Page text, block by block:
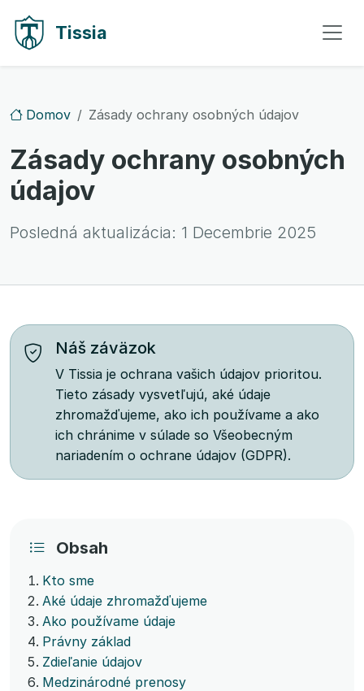
Tissia
Domov Zásady ochrany osobných údajov
Zásady ochrany osobných
údajov
Posledná aktualizácia: 1 Decembrie 2025
Náš záväzok
V Tissia je ochrana vašich údajov prioritou.
Tieto zásady vysvetľujú, aké údaje
zhromažďujeme, ako ich používame a ako
ich chránime v súlade so Všeobecným
nariadením o ochrane údajov (GDPR).
Obsah
Kto sme
Aké údaje zhromažďujeme
Ako používame údaje
Právny základ
Zdieľanie údajov
Medzinárodné prenosy